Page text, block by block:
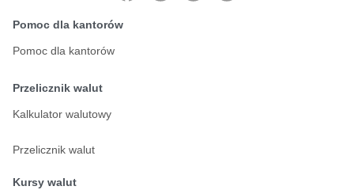
Pomoc dla kantorów
Pomoc dla kantorów
Przelicznik walut
Kalkulator walutowy
Przelicznik walut
Kursy walut